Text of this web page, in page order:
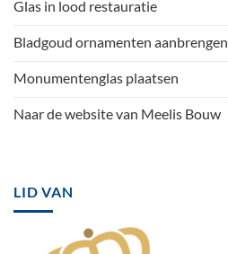
Glas in lood restauratie
Bladgoud ornamenten aanbrengen
Monumentenglas plaatsen
Naar de website van Meelis Bouw
LID VAN